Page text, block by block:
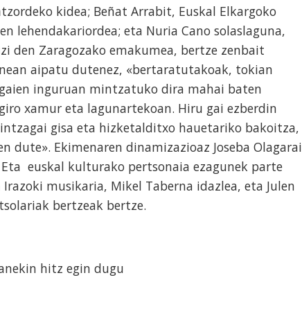
kidea; Beñat Arrabit, Euskal Elkargoko
lehendakariordea; eta Nuria Cano solaslaguna,
den Zaragozako emakumea, bertze zenbait
aipatu dutenez, «bertaratutakoak, tokian
inguruan mintzatuko dira mahai baten
xamur eta lagunartekoan. Hiru gai ezberdin
gisa eta hizketalditxo hauetariko bakoitza,
dute». Ekimenaren dinamizazioaz Joseba Olagarai
euskal kulturako pertsonaia ezagunek parte
musikaria, Mikel Taberna idazlea, eta Julen
bertzeak bertze.
hitz egin dugu